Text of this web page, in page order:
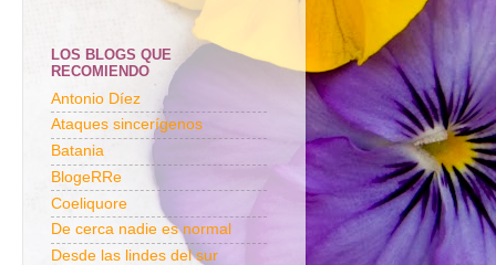
LOS BLOGS QUE
RECOMIENDO
Antonio Díez
Ataques sincerígenos
Batania
BlogeRRe
Coeliquore
De cerca nadie es normal
Desde las lindes del sur